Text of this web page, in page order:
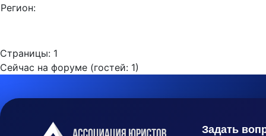
Регион:
Страницы: 1
Сейчас на форуме (гостей: 1)
Задать